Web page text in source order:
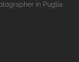
in Puglia